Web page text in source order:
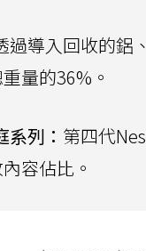
過導入回收的鋁
量的36%。
列： 第四代
容佔比。